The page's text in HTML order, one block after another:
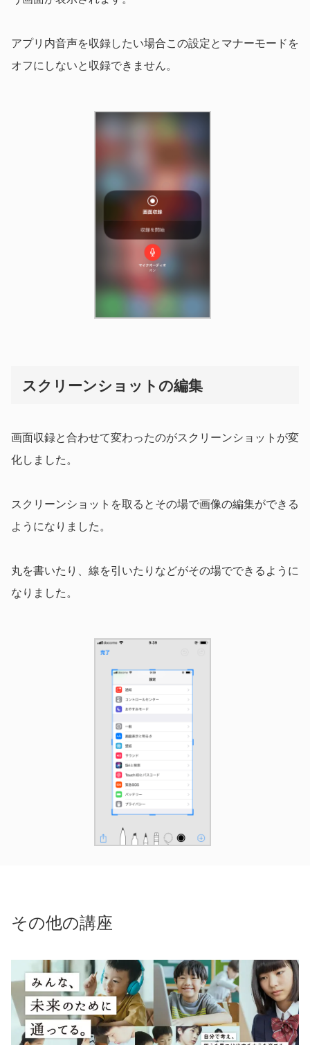
アプリ内音声を収録したい場合この設定とマナーモードを
オフにしないと収録できません。
スクリーンショットの編集
画面収録と合わせて変わったのがスクリーンショットが変
化しました。
スクリーンショットを取るとその場で画像の編集ができる
ようになりました。
丸を書いたり、線を引いたりなどがその場でできるように
なりました。
その他の講座